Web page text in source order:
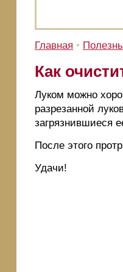
Главная •
Как
Луком можно
разрезанной
загрязнившиеся
После этого
Удачи!